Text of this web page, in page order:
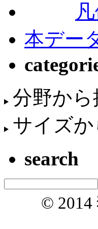
本デー
分野から
サイズ
search
© 2014